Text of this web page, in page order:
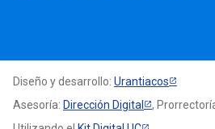
Diseño y desarrollo: Urantiacos
Asesoría: Dirección Digital
,